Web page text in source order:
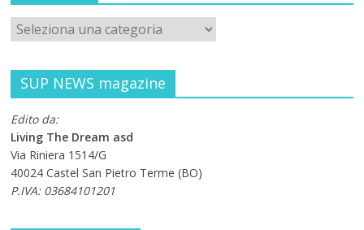
SUP NEWS magazine
Edito da:
Living The Dream asd
Via Riniera 1514/G
40024 Castel San Pietro Terme (BO)
P.IVA: 03684101201